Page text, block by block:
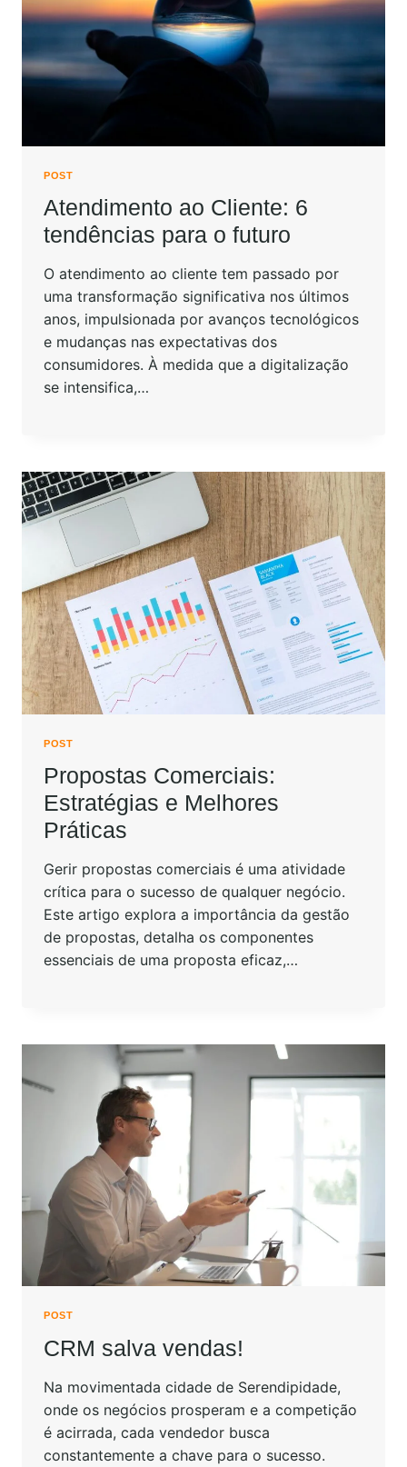
POST
Atendimento ao Cliente: 6
tendências para o futuro
O atendimento ao cliente tem passado por
uma transformação significativa nos últimos
anos, impulsionada por avanços tecnológicos
e mudanças nas expectativas dos
consumidores. À medida que a digitalização
se intensifica,…
POST
Propostas Comerciais:
Estratégias e Melhores
Práticas
Gerir propostas comerciais é uma atividade
crítica para o sucesso de qualquer negócio.
Este artigo explora a importância da gestão
de propostas, detalha os componentes
essenciais de uma proposta eficaz,…
POST
CRM salva vendas!
Na movimentada cidade de Serendipidade,
onde os negócios prosperam e a competição
é acirrada, cada vendedor busca
constantemente a chave para o sucesso.